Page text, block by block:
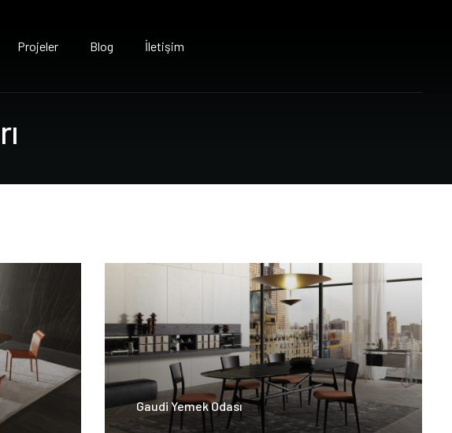
Projeler Blog İletişim
rı
Gaudi Yemek Odası